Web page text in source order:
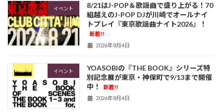
イベント
8/21はJ-POP＆歌謡曲で盛り上がる！70
組越えのJ-POP DJが川崎でオールナイ
トプレイ『東京歌謡曲ナイト2026』！
新着!!
2026年8月4日
イベント
YOASOBIの『THE BOOK』シリーズ特
別記念展が東京・神保町で9/13まで開催
中！
新着!!
2026年8月4日